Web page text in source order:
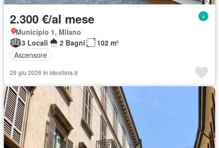
2.300 €/al mese
Municipio 1, Milano
3 Locali
2 Bagni
102 m²
Ascensore
29 giu 2026 in idealista.it